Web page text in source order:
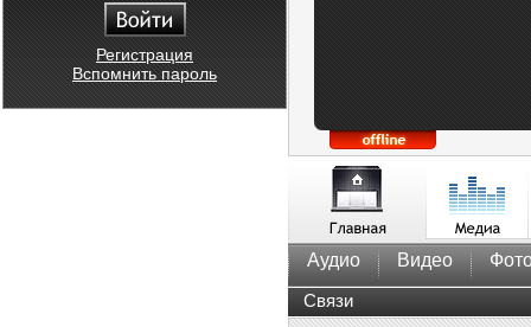
Регистрация
Вспомнить пароль
Аудио Видео
Связи